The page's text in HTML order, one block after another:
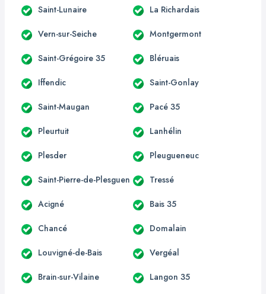
Saint-Lunaire La Richardais
Vern-sur-Seiche Montgermont
Saint-Grégoire 35 Bléruais
Iffendic Saint-Gonlay
Saint-Maugan Pacé 35
Pleurtuit Lanhélin
Plesder Pleugueneuc
Saint-Pierre-de-Plesguen Tressé
Acigné Bais 35
Chancé Domalain
Louvigné-de-Bais Vergéal
Brain-sur-Vilaine Langon 35